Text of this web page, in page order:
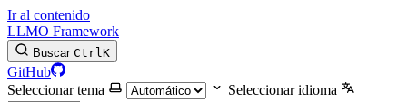
Ir al contenido
LLMO Framework
Buscar CtrlK
GitHub
Seleccionar tema
Seleccionar idioma